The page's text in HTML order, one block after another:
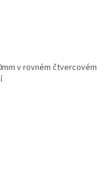
v rovném čtvercovém